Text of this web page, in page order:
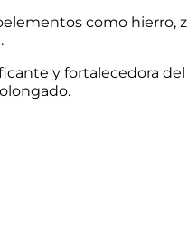
como hierro,
y fortalecedora